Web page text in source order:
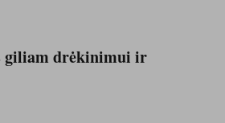
giliam drėkinimui ir